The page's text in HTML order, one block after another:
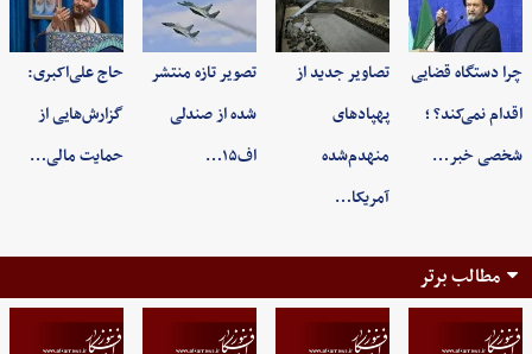
چرا دستگاه قضایی
اقدام نمی‌کند؟ ؛
شخصی خبر…
تصاویر جدید از
پهپادهای
منهدم‌شده
آمریکا…
تصویر تازه منتشر
شده از صندلی
اف۱۵…
حاج علی‌اکبری:
گزارش‌هایی از
حمایت مالی…
مطالب برتر